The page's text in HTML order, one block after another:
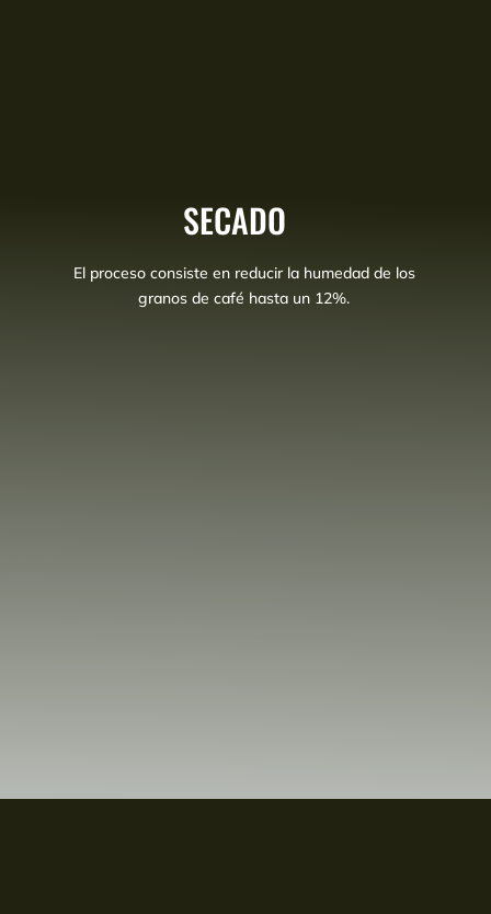
SECADO
El proceso consiste en reducir la humedad de los
granos de café hasta un 12%.